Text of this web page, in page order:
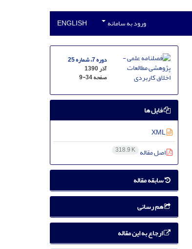
ورود به سامانه ENGLISH
دوره 7، شماره 25
آذر 1390
صفحه9-34
فایل ها
XML
اصل مقاله 318.9 K
سابقه مقاله
هم رسانی
ارجاع به این مقاله